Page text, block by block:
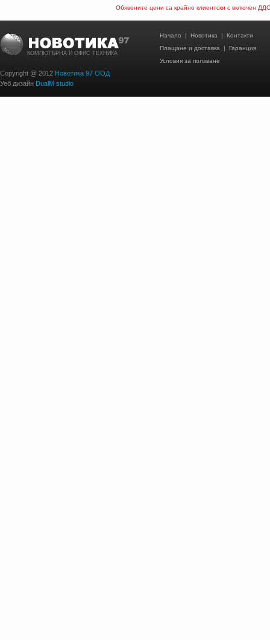
Обявените цени са крайно клиентски с включен ДДС
КОМПЮТЪРНА И ОФИС ТЕХНИКА
Copyright @ 2012 Новотика 97 ООД
Уеб дизайн DualM studio
Начало | Новотика | Контакти
Плащане и доставка | Гаранция
Условия за ползване